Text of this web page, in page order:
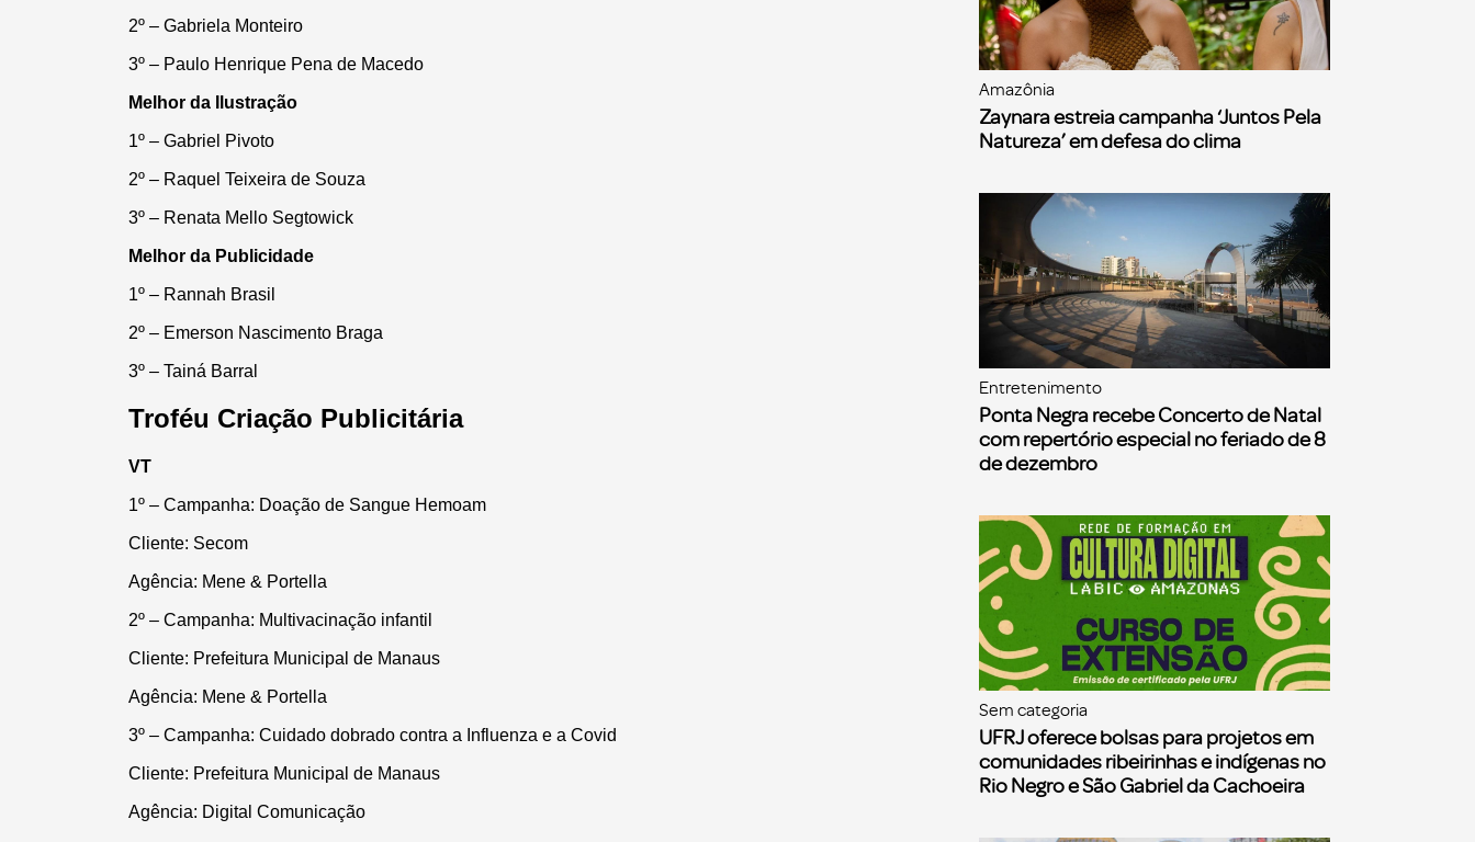
2º – Gabriela Monteiro
3º – Paulo Henrique Pena de Macedo
Melhor da Ilustração
1º – Gabriel Pivoto
2º – Raquel Teixeira de Souza
3º – Renata Mello Segtowick
Melhor da Publicidade
1º – Rannah Brasil
2º – Emerson Nascimento Braga
3º – Tainá Barral
Troféu Criação Publicitária
VT
1º – Campanha: Doação de Sangue Hemoam
Cliente: Secom
Agência: Mene & Portella
2º – Campanha: Multivacinação infantil
Cliente: Prefeitura Municipal de Manaus
Agência: Mene & Portella
3º – Campanha: Cuidado dobrado contra a Influenza e a Covid
Cliente: Prefeitura Municipal de Manaus
Agência: Digital Comunicação
Amazônia
Zaynara estreia campanha ‘Juntos Pela
Natureza’ em defesa do clima
Entretenimento
Ponta Negra recebe Concerto de Natal
com repertório especial no feriado de 8
de dezembro
Sem categoria
UFRJ oferece bolsas para projetos em
comunidades ribeirinhas e indígenas no
Rio Negro e São Gabriel da Cachoeira